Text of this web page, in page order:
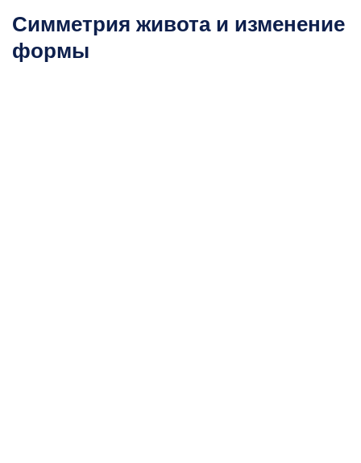
Симметрия живота и изменение
формы